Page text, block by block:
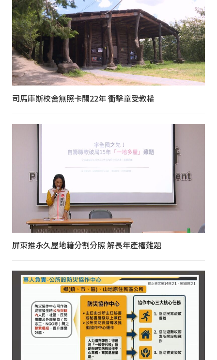
司馬庫斯校舍無照卡關22年 衝擊童受教權
屏東推永久屋地籍分割分照 解長年產權難題